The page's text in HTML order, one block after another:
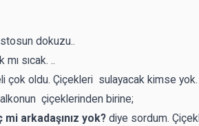
dokuzu..
mı sıcak. ..
çok oldu. Çiçekleri sulayacak kimse
çiçeklerinden birine;
mi arkadaşınız yok? diye sordum.